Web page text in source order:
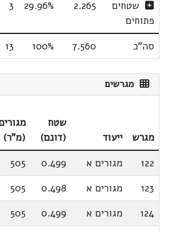
שטחים
פתוחים
2.265
29.96%
3
סה"כ 7.560
100%
13
מגרשים
מגרש ייעוד
שטח
(דונם)
(מ"ר)
122
מגורים א 0.499
505
123
מגורים א 0.498
505
124
מגורים א 0.499
505